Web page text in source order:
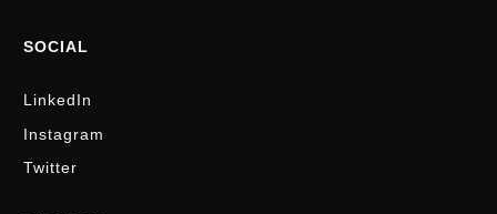
SOCIAL
LinkedIn
Instagram
Twitter